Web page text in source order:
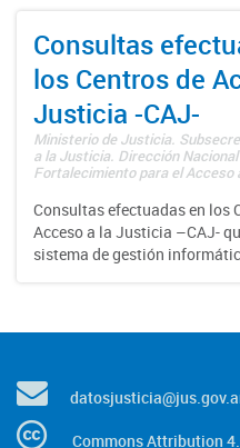
Consultas
los Centros de
Justicia -CAJ-
Ministerio de Justicia.
a la Justicia. Dirección
Fortalecimiento para el Acceso
Consultas efectuadas en los
Acceso a la Justicia –CAJ-
sistema de gestión
Commons Attribution